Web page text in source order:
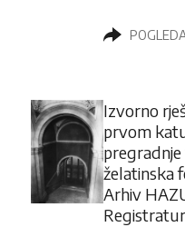
Izvorno
prvom
pregradnje
želatinska
Arhiv